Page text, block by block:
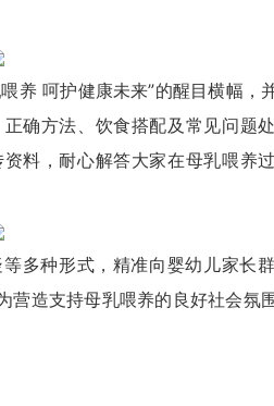
养 呵护健康未来”的醒目横幅，
确方法、饮食搭配及常见问题
料，耐心解答大家在母乳喂养
多种形式，精准向婴幼儿家长
造支持母乳喂养的良好社会氛